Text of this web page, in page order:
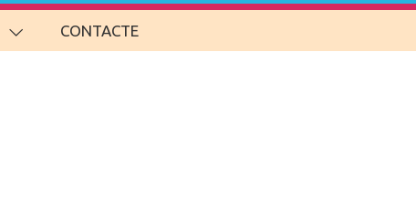
CONTACTE